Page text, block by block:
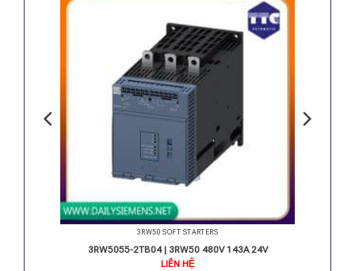
3RW50 SOFT STARTERS
3RW5055-2TB04 | 3RW50 480V 143A 24V
LIÊN HỆ